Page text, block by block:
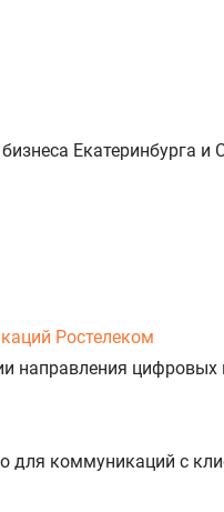
Екатеринбурга и
Ростелеком
направления
для коммуникаций с